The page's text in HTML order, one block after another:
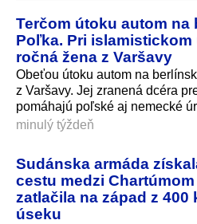
Terčom útoku autom
Poľka. Pri islamistickom
ročná žena z Varšavy
Obeťou útoku autom na
z Varšavy. Jej zranená dcéra
pomáhajú poľské aj nemecké
minulý týždeň
Sudánska armáda
cestu medzi
zatlačila na západ z 400
úseku